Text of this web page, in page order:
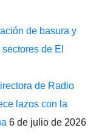
de basura y
de El
de Radio
lazos con la
6 de julio de 2026